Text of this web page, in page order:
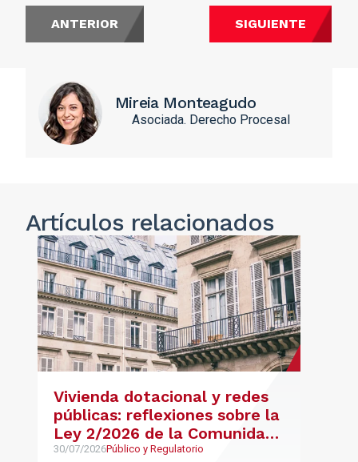
Mireia Monteagudo
Asociada. Derecho Procesal
ANTERIOR SIGUIENTE
Artículos relacionados
Vivienda dotacional y redes
públicas: reflexiones sobre la
Ley 2/2026 de la Comunidad
de Madrid
30/07/2026Público y Regulatorio